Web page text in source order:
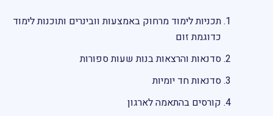
תכניות לימוד מרחוק באמצעות וובינרים ותוכנות לימוד
כדוגמת זום
סדנאות והרצאות בנות שעות ספורות
סדנאות חד יומיות
קורסים בהתאמה לארגון